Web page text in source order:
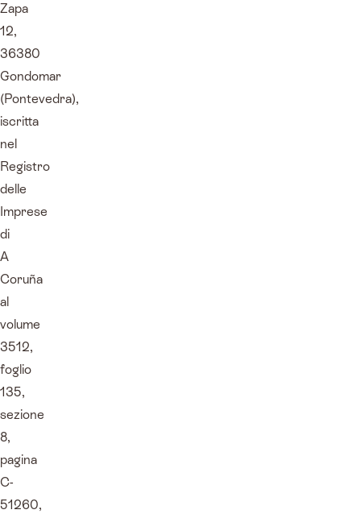
Zapa
12,
36380
Gondomar
(Pontevedra),
iscritta
nel
Registro
delle
Imprese
di
A
Coruña
al
volume
3512,
foglio
135,
sezione
8,
pagina
C-
51260,